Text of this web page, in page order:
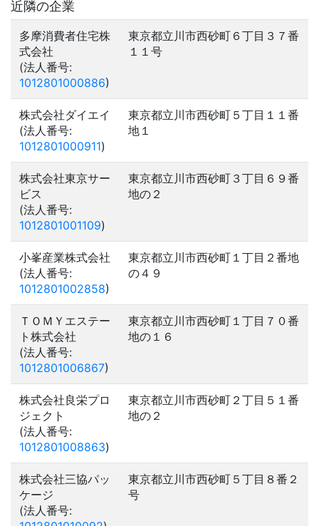
近隣の企業
多摩消費者住宅株
式会社
(法人番号:
1012801000886)
東京都立川市西砂町６丁目３７番
１１号
株式会社ダイエイ
(法人番号:
1012801000911)
東京都立川市西砂町５丁目１１番
地１
株式会社東京サー
ビス
(法人番号:
1012801001109)
東京都立川市西砂町３丁目６９番
地の２
小峯産業株式会社
(法人番号:
1012801002858)
東京都立川市西砂町１丁目２番地
の４９
ＴＯＭＹエステー
ト株式会社
(法人番号:
1012801006867)
東京都立川市西砂町１丁目７０番
地の１６
株式会社良栄プロ
ジェクト
(法人番号:
1012801008863)
東京都立川市西砂町２丁目５１番
地の２
株式会社三協パッ
ケージ
(法人番号:
東京都立川市西砂町５丁目８番２
号